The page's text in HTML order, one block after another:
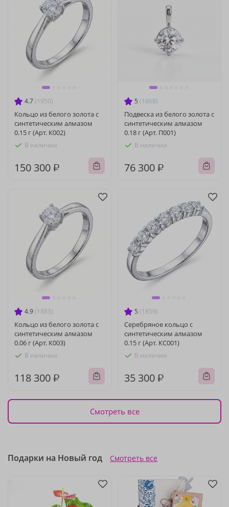
4.7 (1950)
Кольцо из белого золота с
синтетическим алмазом
0.15 г (Арт. К002)
В наличии
150 300 ₽
5 (1868)
Подвеска из белого золота с
синтетическим алмазом
0.18 г (Арт. П001)
В наличии
76 300 ₽
4.9 (1883)
Кольцо из белого золота с
синтетическим алмазом
0.06 г (Арт. К003)
В наличии
118 300 ₽
5 (1859)
Серебряное кольцо с
синтетическим алмазом
0.15 г (Арт. КС001)
В наличии
35 300 ₽
Смотреть все
Подарки на Новый год Смотреть все